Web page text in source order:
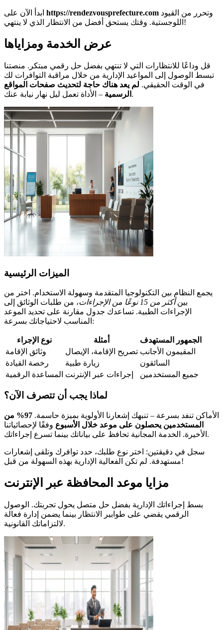
https://rendezvousprefecture.com
اللوجستية. وقتك يستحق أفضل من الانتظار الذي لا ينتهي!
عرض الخدمة ومزاياها
قل وداعًا للانتظارات التي لا تنتهي بفضل حل رقمي مبتكر. منصتنا
تبسط الوصول إلى المواعيد الإدارية من خلال مراقبة التوافرات لك
في الوقت الحقيقي. لم يعد هناك حاجة لتحديث صفحات المواقع
الرسمية – الأداة تعمل ليل نهار نيابة عنك.
الميزات الرئيسية
يجمع النظام بين التكنولوجيا المتقدمة وسهولة الاستخدام. اختر من
بينأكثر من 15 نوعًا من الإجراءات
، من طلبات الوثائق إلى
الإجراءات الطبية. تساعدك جدول مقارنة على تحديد الموعد
المناسب لاحتياجاتك بسرعة:
نوع الإجراء أمثلة
الجمهور المستهدف
وثائق الإقامة
تصريح الإقامة، الإيصال المقيمون الأجانب
رخصة القيادة
زيارة طبية
السائقون
المساعدة الرقمية إجراءات عبر الإنترنت جميع المستخدمين
لماذا يجب أن تتصرف الآن؟
الأماكن تنفد بسرعة – تنبهك إشعارنا الأولوية بميزة حاسمة.
97% من
المستخدمين يحصلون على موعد خلال الأسبوع وفقًا لإحصائياتنا
الأخيرة. الخدمة المجانية تحافظ على بياناتك بينما تسرع إجراءاتك.
سجل في دقيقتين: اختر نوع طلبك، حدد توافرك وتلقى إشعارات
مستهدفة. لم تكن الفعالية الإدارية بهذه السهولة من قبل!
مزايا موعد المحافظة عبر الإنترنت
بسط إجراءاتك الإدارية بفضل حل متصل يحول تجربتك. الوصول
الرقمي يقضي على طوابير الانتظار بينما يضمن إدارة فعالة
لالتزاماتك القانونية.